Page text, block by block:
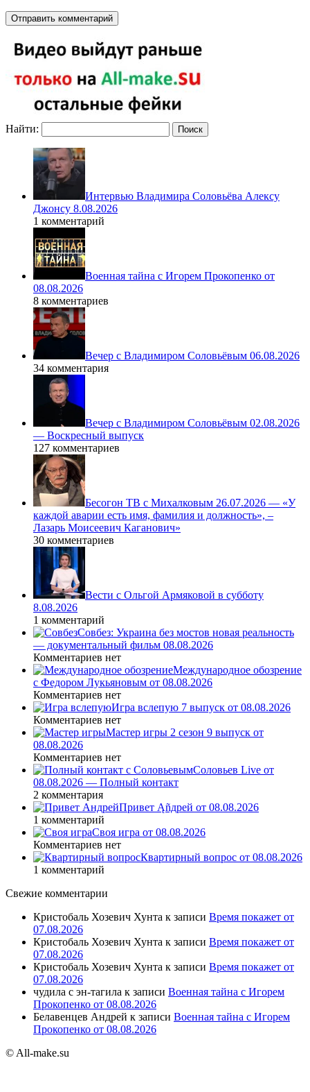
Найти:
Интервью Владимира Соловьёва Алексу
Джонсу 8.08.2026
1 комментарий
Военная тайна с Игорем Прокопенко от
08.08.2026
8 комментариев
Вечер с Владимиром Соловьёвым 06.08.2026
34 комментария
Вечер с Владимиром Соловьёвым 02.08.2026
— Воскресный выпуск
127 комментариев
Бесогон ТВ с Михалковым 26.07.2026 — «У
каждой аварии есть имя, фамилия и должность», –
Лазарь Моисеевич Каганович»
30 комментариев
Вести с Ольгой Армяковой в субботу
8.08.2026
1 комментарий
Совбез: Украина без мостов новая реальность
— документальный фильм 08.08.2026
Комментариев нет
Международное обозрение
с Федором Лукьяновым от 08.08.2026
Комментариев нет
Игра вслепую 7 выпуск от 08.08.2026
Комментариев нет
Мастер игры 2 сезон 9 выпуск от
08.08.2026
Комментариев нет
Соловьев Live от
08.08.2026 — Полный контакт
2 комментария
Привет Ąñдpей от 08.08.2026
1 комментарий
Своя игра от 08.08.2026
Комментариев нет
Квартирный вопрос от 08.08.2026
1 комментарий
Свежие комментарии
Кристобаль Хозевич Хунта к записи Время покажет от
07.08.2026
Кристобаль Хозевич Хунта к записи Время покажет от
07.08.2026
Кристобаль Хозевич Хунта к записи Время покажет от
07.08.2026
чудила с эн-тагила к записи Военная тайна с Игорем
Прокопенко от 08.08.2026
Белавенцев Андрей к записи Военная тайна с Игорем
Прокопенко от 08.08.2026
© All-make.su